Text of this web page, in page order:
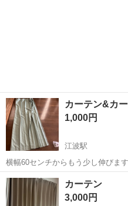
カーテン&カ
1,000円
江波駅
横幅60センチからもう少し伸びま
取付ていました。 押入れ、玄関、
レ、倉庫など、御利用頂けますと幸いです。 カーテン
ル 写真より綺麗なライトグ...
広島 広島市
カーテンレール
カーテン
3,000円